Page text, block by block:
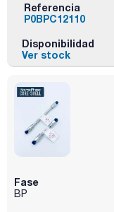
Referencia
P0BPC12110
Disponibilidad
Ver stock
Fase
BP